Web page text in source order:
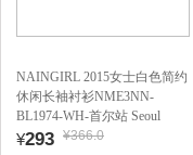
NAINGIRL 2015女士白色简约
休闲长袖衬衫NME3NN-
BL1974-WH-首尔站 Seoul
¥293 ¥366.0